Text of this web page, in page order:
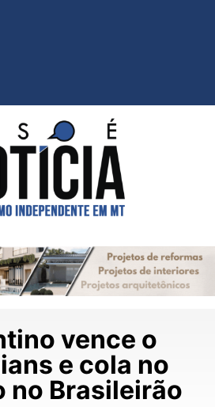
vence o
e cola no
no Brasileirão